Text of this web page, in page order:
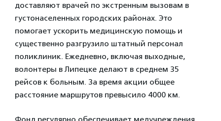
доставляют врачей по экстренным вызовам в
густонаселенных городских районах. Это
помогает ускорить медицинскую помощь и
существенно разгрузило штатный персонал
поликлиник. Ежедневно, включая выходные,
волонтеры в Липецке делают в среднем 35
рейсов к больным. За время акции общее
расстояние маршрутов превысило 4000 км.